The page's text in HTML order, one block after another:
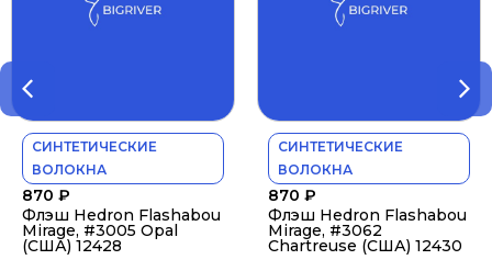
СИНТЕТИЧЕСКИЕ
ВОЛОКНА
870 ₽
Флэш Hedron Flashabou
Mirage, #3005 Opal
(США) 12428
СИНТЕТИЧЕСКИЕ
ВОЛОКНА
870 ₽
Флэш Hedron Flashabou
Mirage, #3062
Chartreuse (США) 12430